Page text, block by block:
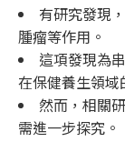
有研究發現
腫瘤等作用。
這項發現為
在保健養生領域
然而，相關
需進一步探究。